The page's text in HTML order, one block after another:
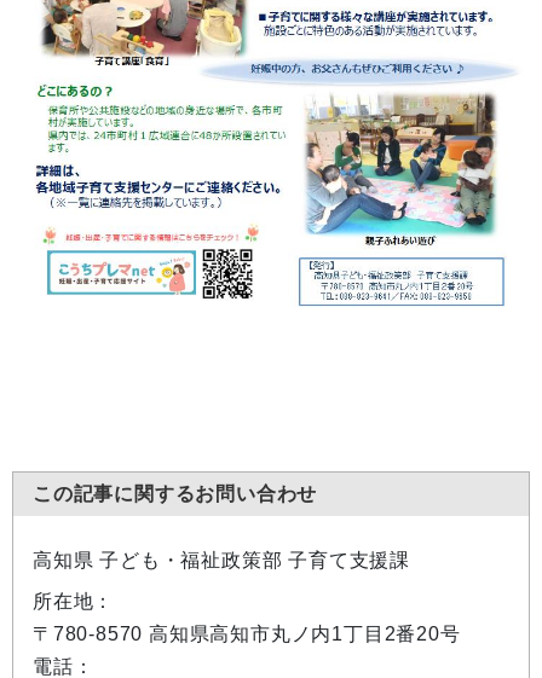
この記事に関するお問い合わせ
高知県 子ども・福祉政策部 子育て支援課
所在地：
〒780-8570 高知県高知市丸ノ内1丁目2番20号
電話：